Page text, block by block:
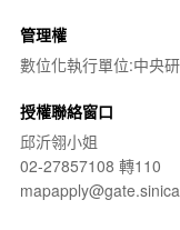
管理權
數位化執行單位:中央
授權聯絡窗口
邱沂翎小姐
02-27857108 轉110